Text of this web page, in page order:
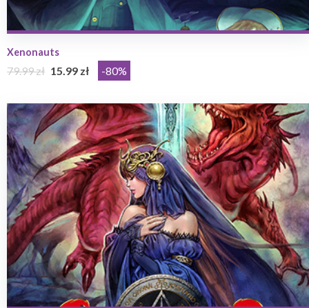
Xenonauts
79.99 zł 15.99 zł -80%